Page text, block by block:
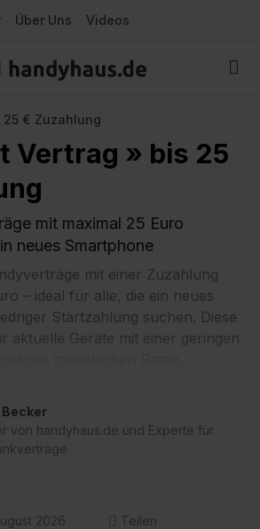
Über Uns Videos
25 € Zuzahlung
Vertrag » bis 25
mit maximal 25 Euro
neues Smartphone
mit einer Zuzahlung
– ideal für alle, die ein neues
Startzahlung suchen. Diese
aktuelle Geräte mit einer geringen
bei dem die Zuzahlung nicht mehr
von handyhaus.de und Experte für
2026 Teilen